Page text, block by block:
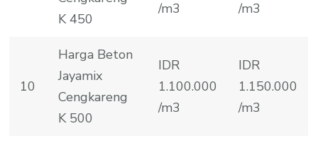
K 450
/m3
/m3
10
Harga Beton
Jayamix
Cengkareng
K 500
IDR
1.100.000
/m3
IDR
1.150.000
/m3